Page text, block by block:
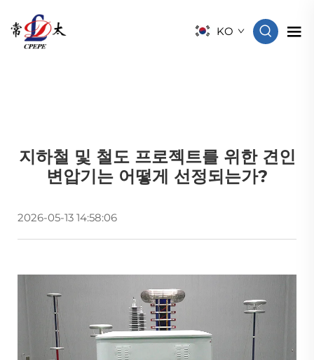
KO
지하철 및 철도 프로젝트를 위한 견인
변압기는 어떻게 선정되는가?
2026-05-13 14:58:06